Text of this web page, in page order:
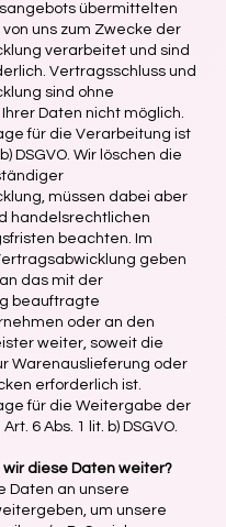
übermittelten
uns zum Zwecke der
verarbeitet und sind
Vertragsschluss und
sind ohne
Daten nicht möglich.
für die Verarbeitung ist
DSGVO. Wir löschen die
müssen dabei aber
handelsrechtlichen
beachten. Im
geben
das mit der
beauftragte
oder an den
weiter, soweit die
Warenauslieferung oder
erforderlich ist.
für die Weitergabe der
6 Abs. 1 lit. b) DSGVO.
diese Daten weiter?
Daten an unsere
um unsere